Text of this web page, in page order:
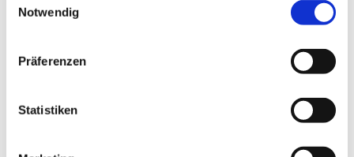
Notwendig
Präferenzen
Statistiken